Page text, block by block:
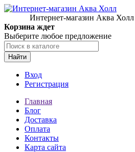
Интернет-магазин Аква Холл
Корзина ждет
Выберите любое предложение
Найти
Вход
Регистрация
Главная
Блог
Доставка
Оплата
Контакты
Карта сайта